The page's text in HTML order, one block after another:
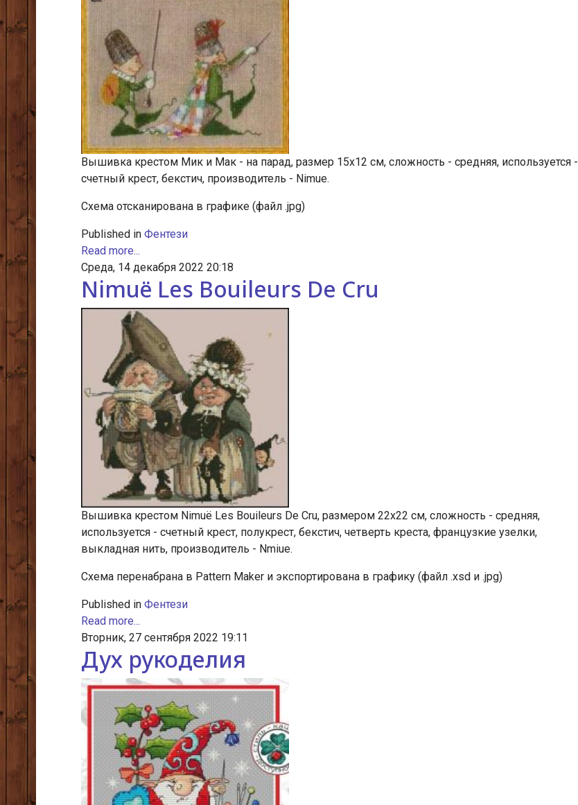
Вышивка крестом Мик и Мак - на парад, размер 15х12 см, сложность - средняя, используется -
счетный крест, бекстич, производитель - Nimue.
Cхема отсканирована в графике (файл .jpg)
Published in Фентези
Read more...
Среда, 14 декабря 2022 20:18
Nimuё Les Bouileurs De Cru
Вышивка крестом Nimuё Les Bouileurs De Cru, размером 22х22 см, сложность - средняя,
используется - счетный крест, полукрест, бекстич, четверть креста, французкие узелки,
выкладная нить, производитель - Nmiue.
Схема перенабрана в Рattern Мaker и экспортирована в графику (файл .xsd и .jpg)
Published in Фентези
Read more...
Вторник, 27 сентября 2022 19:11
Дух рукоделия